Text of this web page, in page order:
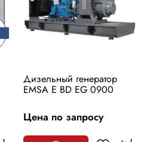
Дизельный генератор
EMSA E BD EG 0900
Цена по запросу